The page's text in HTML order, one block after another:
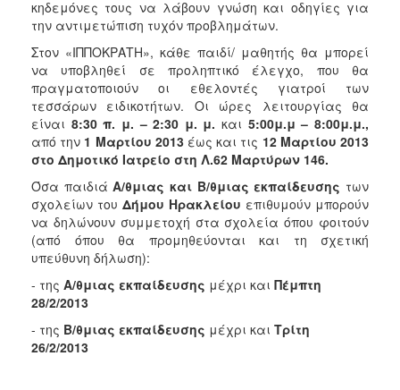
ΕΠΙΚΑΙΡΟΤΗΤΑ
ΕΠΙΣΚΕΠΤΗΣ
ΗΡΑΚΛΕΙΟ
κηδεμόνες τους να λάβουν γνώση και οδηγίες για
την αντιμετώπιση τυχόν προβλημάτων.
Στον «ΙΠΠΟΚΡΑΤΗ», κάθε παιδί/ μαθητής θα μπορεί
να υποβληθεί σε προληπτικό έλεγχο, που θα
πραγματοποιούν οι εθελοντές γιατροί των
τεσσάρων ειδικοτήτων. Οι ώρες λειτουργίας θα
είναι 8:30 π. μ. – 2:30 μ. μ. και 5:00μ.μ – 8:00μ.μ.,
από την 1 Μαρτίου 2013έως και τις 12 Μαρτίου 2013
στο Δημοτικό Ιατρείο στη Λ.62 Μαρτύρων 146.
Όσα παιδιάΑ/θμιας και Β/θμιας εκπαίδευσης των
σχολείων του Δήμου Ηρακλείου επιθυμούν μπορούν
να δηλώνουν συμμετοχή στα σχολεία όπου φοιτούν
(από όπου θα προμηθεύονται και τη σχετική
υπεύθυνη δήλωση):
- της Α/θμιας εκπαίδευσης μέχρι και Πέμπτη
28/2/2013
- της Β/θμιας εκπαίδευσης μέχρι και Τρίτη
26/2/2013